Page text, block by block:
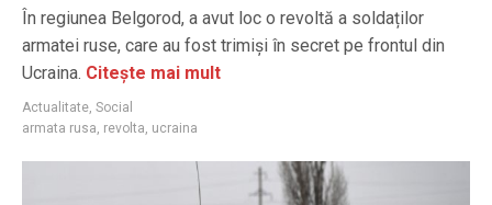
În regiunea Belgorod, a avut loc o revoltă a soldaților
armatei ruse, care au fost trimiși în secret pe frontul din
Ucraina. Citește mai mult
Actualitate Social
armata rusa revolta ucraina